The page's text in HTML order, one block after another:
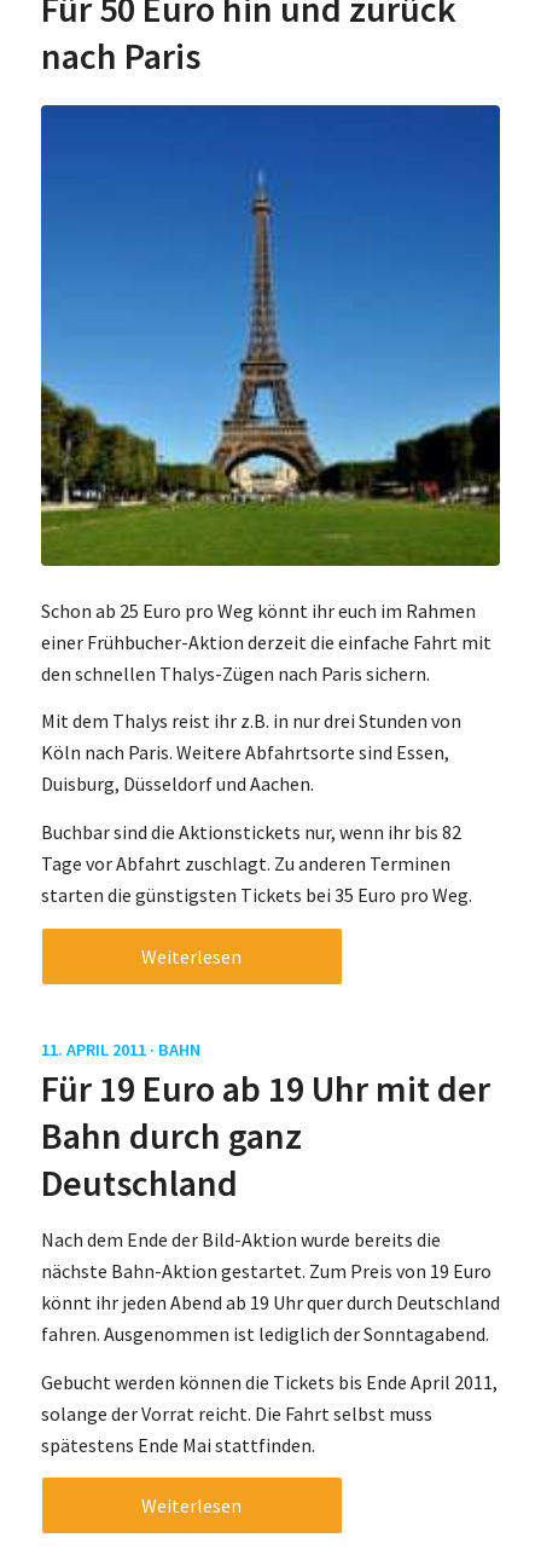
nach Paris
Schon ab 25 Euro pro Weg könnt ihr euch im Rahmen
einer Frühbucher-Aktion derzeit die einfache Fahrt mit
den schnellen Thalys-Zügen nach Paris sichern.
Mit dem Thalys reist ihr z.B. in nur drei Stunden von
Köln nach Paris. Weitere Abfahrtsorte sind Essen,
Duisburg, Düsseldorf und Aachen.
Buchbar sind die Aktionstickets nur, wenn ihr bis 82
Tage vor Abfahrt zuschlagt. Zu anderen Terminen
starten die günstigsten Tickets bei 35 Euro pro Weg.
Weiterlesen
11. APRIL 2011 · BAHN
Für 19 Euro ab 19 Uhr mit der
Bahn durch ganz
Deutschland
Nach dem Ende der Bild-Aktion wurde bereits die
nächste Bahn-Aktion gestartet. Zum Preis von 19 Euro
könnt ihr jeden Abend ab 19 Uhr quer durch Deutschland
fahren. Ausgenommen ist lediglich der Sonntagabend.
Gebucht werden können die Tickets bis Ende April 2011,
solange der Vorrat reicht. Die Fahrt selbst muss
spätestens Ende Mai stattfinden.
Weiterlesen